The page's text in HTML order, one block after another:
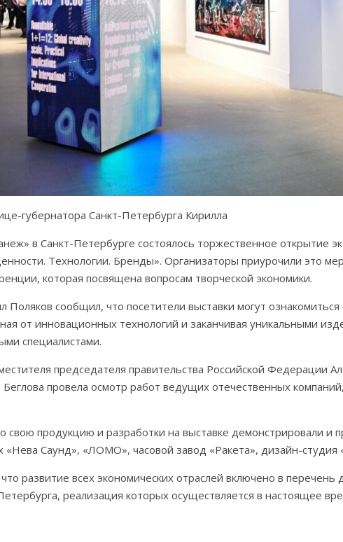
губернатора Санкт-Петербурга Кирилла
в Санкт-Петербурге состоялось торжественное открытие
Технологии. Бренды». Организаторы приурочили это
которая посвящена вопросам творческой экономики.
Поляков сообщил, что посетители выставки могут
от инновационных технологий и заканчивая уникальными
специалистами.
председателя правительства Российской Федерации
Беглова провела осмотр работ ведущих отечественных
свою продукцию и разработки на выставке демонстрировали и
«Нева Саунд», «ЛОМО», часовой завод «Ракета», дизайн-студия
развитие всех экономических отраслей включено в перечень
реализация которых осуществляется в настоящее